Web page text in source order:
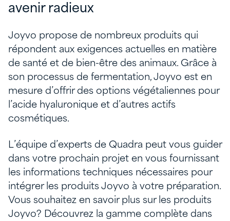
avenir radieux
Joyvo propose de nombreux produits qui
répondent aux exigences actuelles en matière
de santé et de bien-être des animaux. Grâce à
son processus de fermentation, Joyvo est en
mesure d’offrir des options végétaliennes pour
l’acide hyaluronique et d’autres actifs
cosmétiques.
L’équipe d’experts de Quadra peut vous guider
dans votre prochain projet en vous fournissant
les informations techniques nécessaires pour
intégrer les produits Joyvo à votre préparation.
Vous souhaitez en savoir plus sur les produits
Joyvo? Découvrez la gamme complète dans